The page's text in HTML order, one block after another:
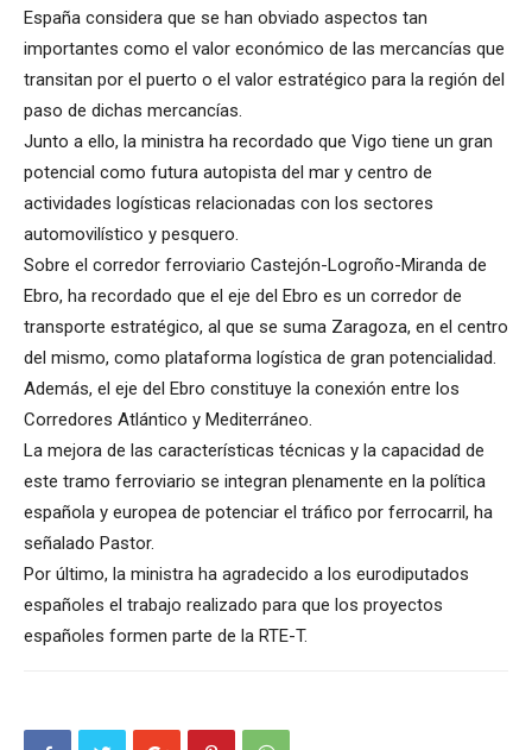
España considera que se han obviado aspectos tan
importantes como el valor económico de las mercancías que
transitan por el puerto o el valor estratégico para la región del
paso de dichas mercancías.
Junto a ello, la ministra ha recordado que Vigo tiene un gran
potencial como futura autopista del mar y centro de
actividades logísticas relacionadas con los sectores
automovilístico y pesquero.
Sobre el corredor ferroviario Castejón-Logroño-Miranda de
Ebro, ha recordado que el eje del Ebro es un corredor de
transporte estratégico, al que se suma Zaragoza, en el centro
del mismo, como plataforma logística de gran potencialidad.
Además, el eje del Ebro constituye la conexión entre los
Corredores Atlántico y Mediterráneo.
La mejora de las características técnicas y la capacidad de
este tramo ferroviario se integran plenamente en la política
española y europea de potenciar el tráfico por ferrocarril, ha
señalado Pastor.
Por último, la ministra ha agradecido a los eurodiputados
españoles el trabajo realizado para que los proyectos
españoles formen parte de la RTE-T.